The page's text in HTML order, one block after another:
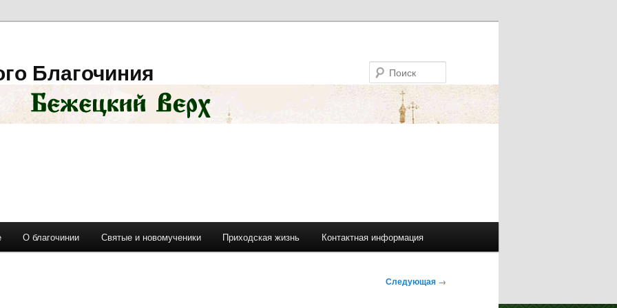
Благочиния
О благочинии Святые и новомученики Приходская жизнь Контактная информация
Следующая →